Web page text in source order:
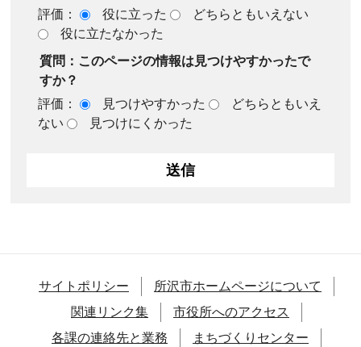
評価：
役に立った
どちらともいえない
役に立たなかった
質問：このページの情報は見つけやすかったで
すか？
評価：
見つけやすかった
どちらともいえ
ない
見つけにくかった
サイトポリシー
所沢市ホームページについて
関連リンク集
市役所へのアクセス
各課の連絡先と業務
まちづくりセンター